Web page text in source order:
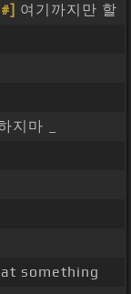
여기까지만 할
지마 _
something